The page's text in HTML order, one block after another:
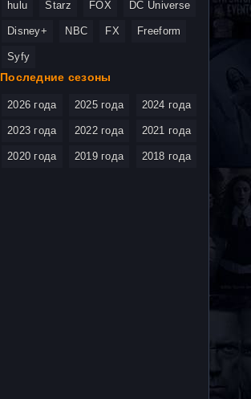
hulu Starz FOX DC Universe
Disney+ NBC FX Freeform
Syfy
Последние сезоны
2026 года 2025 года 2024 года
2023 года 2022 года 2021 года
2020 года 2019 года 2018 года